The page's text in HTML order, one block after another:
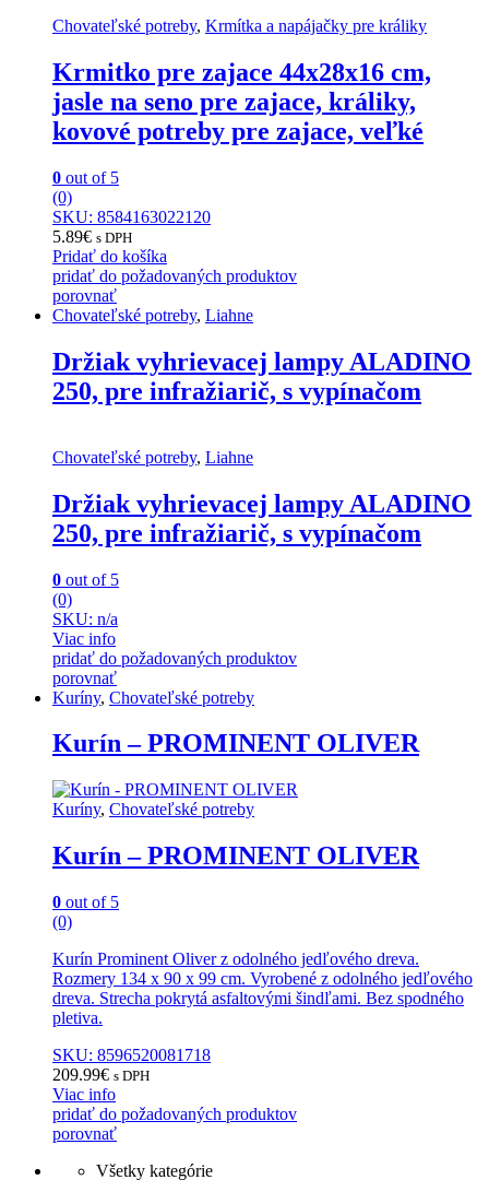
Chovateľské potreby, Krmítka a napájačky pre králiky
Krmitko pre zajace 44x28x16 cm,
jasle na seno pre zajace, králiky,
kovové potreby pre zajace, veľké
0 out of 5
(0)
SKU: 8584163022120
5.89€ s DPH
Pridať do košíka
pridať do požadovaných produktov
porovnať
Chovateľské potreby, Liahne
Držiak vyhrievacej lampy ALADINO
250, pre infražiarič, s vypínačom
Chovateľské potreby, Liahne
Držiak vyhrievacej lampy ALADINO
250, pre infražiarič, s vypínačom
0 out of 5
(0)
SKU: n/a
Viac info
pridať do požadovaných produktov
porovnať
Kuríny, Chovateľské potreby
Kurín – PROMINENT OLIVER
Kuríny, Chovateľské potreby
Kurín – PROMINENT OLIVER
0 out of 5
(0)
Kurín Prominent Oliver z odolného jedľového dreva.
Rozmery 134 x 90 x 99 cm. Vyrobené z odolného jedľového
dreva. Strecha pokrytá asfaltovými šindľami. Bez spodného
pletiva.
SKU: 8596520081718
209.99€ s DPH
Viac info
pridať do požadovaných produktov
porovnať
Všetky kategórie